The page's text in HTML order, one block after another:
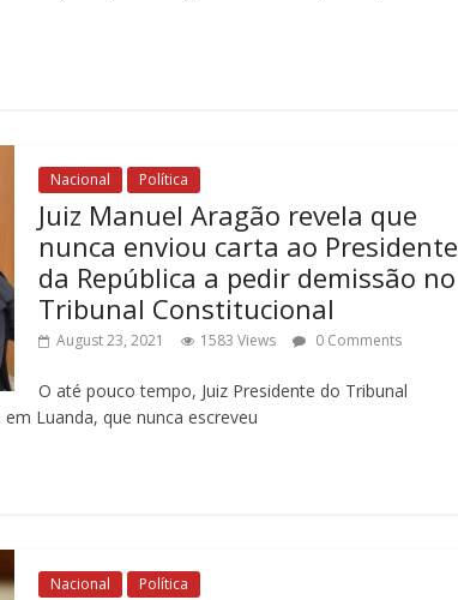
Nacional Política
Juiz Manuel Aragão revela que
nunca enviou carta ao Presidente
da República a pedir demissão no
Tribunal Constitucional
August 23, 2021 1583 Views 0 Comments
O até pouco tempo, Juiz Presidente do Tribunal
Luanda, que nunca escreveu
Nacional Política